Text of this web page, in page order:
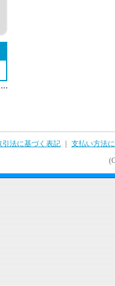
引法に基づく表記
支払い方法